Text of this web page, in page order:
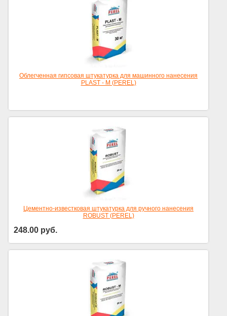
Облегченная гипсовая штукатурка для машинного нанесения
PLAST - M (PEREL)
Цементно-известковая штукатурка для ручного нанесения
ROBUST (PEREL)
248.00 руб.